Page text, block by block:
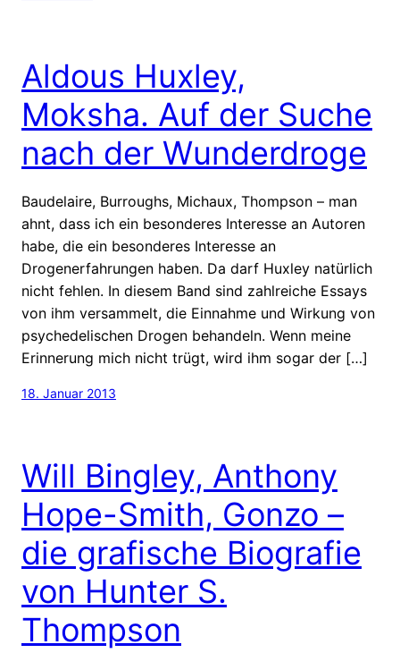
Aldous Huxley,
Moksha. Auf der Suche
nach der Wunderdroge
Baudelaire, Burroughs, Michaux, Thompson – man
ahnt, dass ich ein besonderes Interesse an Autoren
habe, die ein besonderes Interesse an
Drogenerfahrungen haben. Da darf Huxley natürlich
nicht fehlen. In diesem Band sind zahlreiche Essays
von ihm versammelt, die Einnahme und Wirkung von
psychedelischen Drogen behandeln. Wenn meine
Erinnerung mich nicht trügt, wird ihm sogar der […]
18. Januar 2013
Will Bingley, Anthony
Hope-Smith, Gonzo –
die grafische Biografie
von Hunter S.
Thompson